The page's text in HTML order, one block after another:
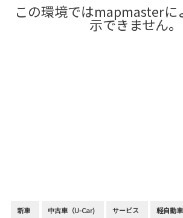
新車 中古車（U-Car) サービス 軽自動車
この環境ではmapmasterに
示できません。